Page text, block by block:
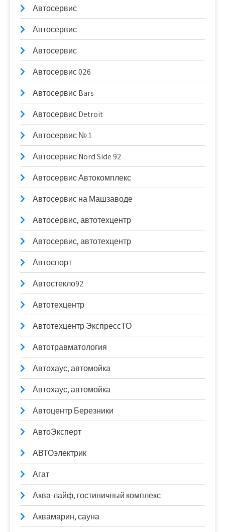
Автосервис
Автосервис
Автосервис
Автосервис 026
Автосервис Bars
Автосервис Detroit
Автосервис № 1
Автосервис Nord Side 92
Автосервис Автокомплекс
Автосервис на Машзаводе
Автосервис, автотехцентр
Автосервис, автотехцентр
Автоспорт
Автостекло92
Автотехцентр
Автотехцентр ЭкспрессТО
Автотравматология
Автохаус, автомойка
Автохаус, автомойка
Автоцентр Березники
АвтоЭксперт
АВТОэлектрик
Агат
Аква-лайф, гостиничный комплекс
Аквамарин, сауна